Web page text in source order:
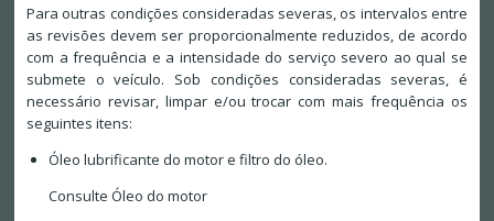
Para outras condições consideradas severas, os intervalos entre
as revisões devem ser proporcionalmente reduzidos, de acordo
com a frequência e a intensidade do serviço severo ao qual se
submete o veículo. Sob condições consideradas severas, é
necessário revisar, limpar e/ou trocar com mais frequência os
seguintes itens:
Óleo lubrificante do motor e filtro do óleo.
Consulte Óleo do motor